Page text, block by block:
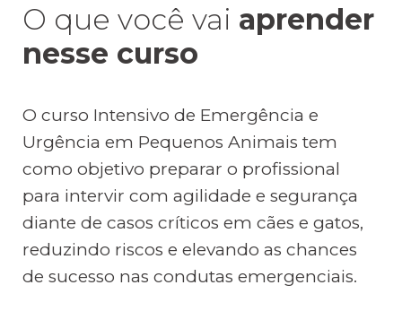
O que você vai aprender
nesse curso
O curso Intensivo de Emergência e
Urgência em Pequenos Animais tem
como objetivo preparar o profissional
para intervir com agilidade e segurança
diante de casos críticos em cães e gatos,
reduzindo riscos e elevando as chances
de sucesso nas condutas emergenciais.